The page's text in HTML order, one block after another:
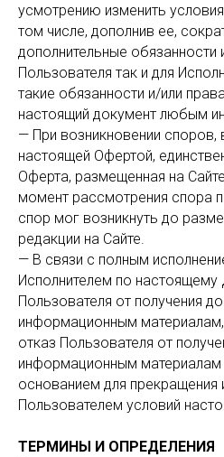
усмотрению изменить
том числе, дополнив ее,
дополнительные обязанности
Пользователя так и для
такие обязанности и/или
настоящий документ любым
— При возникновении споров,
настоящей Офертой,
Оферта, размещенная на
момент рассмотрения спора
спор мог возникнуть до
редакции на Сайте.
— В связи с полным
Исполнителем по настоящему
Пользователя от получения
информационным
отказ Пользователя от
информационным материалам
основанием для прекращения
Пользователем условий
ТЕРМИНЫ И ОПРЕДЕЛЕНИЯ